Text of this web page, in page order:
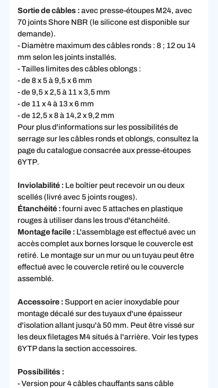
Sortie de câbles : avec presse-étoupes M24, avec
70 joints Shore NBR (le silicone est disponible sur
demande).
- Diamètre maximum des câbles ronds : 8 ; 12 ou 14
mm selon les joints installés.
- Tailles limites des câbles oblongs :
- de 8 x 5 à 9,5 x 6 mm
- de 9,5 x 2,5 à 11 x 3,5 mm
- de 11 x 4 à 13 x 6 mm
- de 12,5 x 8 à 14,2 x 9,2 mm
Pour plus d'informations sur les possibilités de
serrage sur les câbles ronds et oblongs, consultez la
page du catalogue consacrée aux presse-étoupes
6YTP.
Inviolabilité : Le boîtier peut recevoir un ou deux
scellés (livré avec 5 joints rouges).
Étanchéité : fourni avec 5 attaches en plastique
rouges à utiliser dans les trous d'étanchéité.
Montage facile : L'assemblage est effectué avec un
accès complet aux bornes lorsque le couvercle est
retiré. Le montage sur un mur ou un tuyau peut être
effectué avec le couvercle retiré ou le couvercle
assemblé.
Accessoire : Support en acier inoxydable pour
montage décalé sur des tuyaux d'une épaisseur
d'isolation allant jusqu'à 50 mm. Peut être vissé sur
les deux filetages M4 situés à l'arrière. Voir les types
6YTP dans la section accessoires.
Possibilités :
- Version pour 4 câbles chauffants sans câble